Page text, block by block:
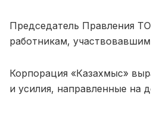
Председатель Правления
работникам,
Корпорация «Казахмыс»
и усилия, направленные на